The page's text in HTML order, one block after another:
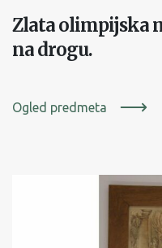
Zlata olimpijska
na drogu.
Ogled predmeta